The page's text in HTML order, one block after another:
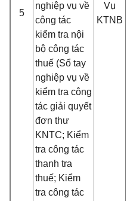
5
nghiệp vụ về
công tác
kiểm tra nội
bộ công tác
thuế (Sổ tay
nghiệp vụ về
kiểm tra công
tác giải quyết
đơn thư
KNTC; Kiểm
tra công tác
thanh tra
thuế; Kiểm
tra công tác
Vụ
KTNB